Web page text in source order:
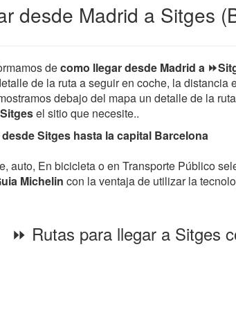
desde Madrid a Sitges
decomo llegar desde Madrid a
de la ruta a seguir en coche, la
debajo del mapa un detalle de la
el sitio que necesite..
Sitges hasta la capital Barcelona
auto, En bicicleta o en Transporte Público
Michelin con la ventaja de utilizar la
⏩ Rutas para llegar a Sitges